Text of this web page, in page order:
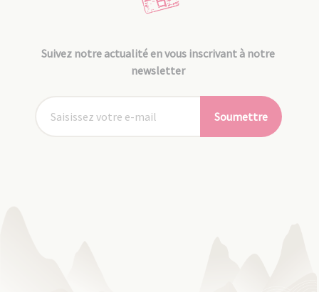
Suivez notre actualité en vous inscrivant à notre
newsletter
Soumettre